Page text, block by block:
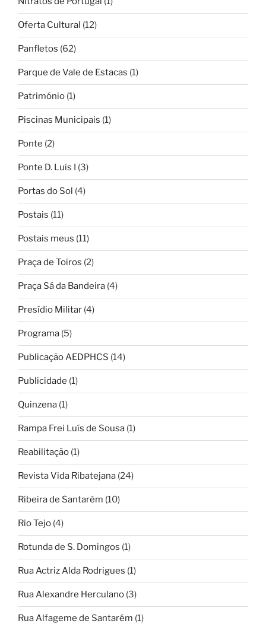
Oferta Cultural (12)
Panfletos (62)
Parque de Vale de Estacas (1)
Património (1)
Piscinas Municipais (1)
Ponte (2)
Ponte D. Luís I (3)
Portas do Sol (4)
Postais (11)
Postais meus (11)
Praça de Toiros (2)
Praça Sá da Bandeira (4)
Presídio Militar (4)
Programa (5)
Publicação AEDPHCS (14)
Publicidade (1)
Quinzena (1)
Rampa Frei Luís de Sousa (1)
Reabilitação (1)
Revista Vida Ribatejana (24)
Ribeira de Santarém (10)
Rio Tejo (4)
Rotunda de S. Domingos (1)
Rua Actriz Alda Rodrigues (1)
Rua Alexandre Herculano (3)
Rua Alfageme de Santarém (1)